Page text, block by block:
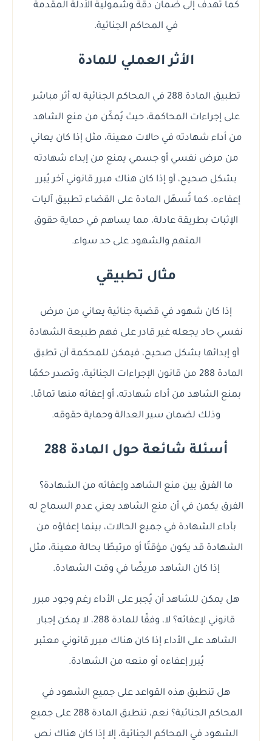
كما تهدف إلى ضمان دقة وشمولية الأدلة المقدمة
في المحاكم الجنائية.
الأثر العملي للمادة
تطبيق المادة 288 في المحاكم الجنائية له أثر مباشر
على إجراءات المحاكمة، حيث يُمكّن من منع الشاهد
من أداء شهادته في حالات معينة، مثل إذا كان يعاني
من مرض نفسي أو جسمي يمنع من إبداء شهادته
بشكل صحيح، أو إذا كان هناك مبرر قانوني آخر يُبرر
إعفاءه. كما تُسهّل المادة على القضاء تطبيق آليات
الإثبات بطريقة عادلة، مما يساهم في حماية حقوق
المتهم والشهود على حد سواء.
مثال تطبيقي
إذا كان شهود في قضية جنائية يعاني من مرض
نفسي حاد يجعله غير قادر على فهم طبيعة الشهادة
أو إبدائها بشكل صحيح، فيمكن للمحكمة أن تطبق
المادة 288 من قانون الإجراءات الجنائية، وتصدر حكمًا
بمنع الشاهد من أداء شهادته، أو إعفائه منها تمامًا،
وذلك لضمان سير العدالة وحماية حقوقه.
أسئلة شائعة حول المادة 288
ما الفرق بين منع الشاهد وإعفائه من الشهادة؟
الفرق يكمن في أن منع الشاهد يعني عدم السماح له
بأداء الشهادة في جميع الحالات، بينما إعفاؤه من
الشهادة قد يكون مؤقتًا أو مرتبطًا بحالة معينة، مثل
إذا كان الشاهد مريضًا في وقت الشهادة.
هل يمكن للشاهد أن يُجبر على الأداء رغم وجود مبرر
قانوني لإعفائه؟ لا، وفقًا للمادة 288، لا يمكن إجبار
الشاهد على الأداء إذا كان هناك مبرر قانوني معتبر
يُبرر إعفاءه أو منعه من الشهادة.
هل تنطبق هذه القواعد على جميع الشهود في
المحاكم الجنائية؟ نعم، تنطبق المادة 288 على جميع
الشهود في المحاكم الجنائية، إلا إذا كان هناك نص